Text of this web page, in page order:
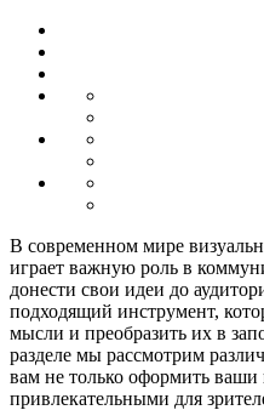
В современном мире
играет важную роль в
донести свои идеи до
подходящий инструмент,
мысли и преобразить их в
разделе мы рассмотрим
вам не только оформить ваши
привлекательными для